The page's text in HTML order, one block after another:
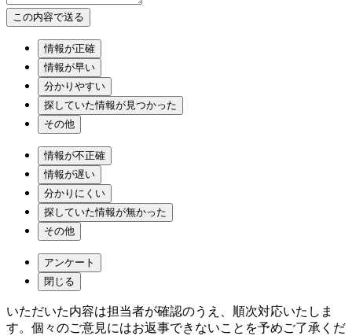
情報が正確
情報が早い
分かりやすい
探していた情報が見つかった
その他
情報が不正確
情報が遅い
分かりにくい
探していた情報が無かった
その他
アンケート
閉じる
いただいた内容は担当者が確認のうえ、順次対応いたしま
す。個々のご意見にはお返事できないことを予めご了承くだ